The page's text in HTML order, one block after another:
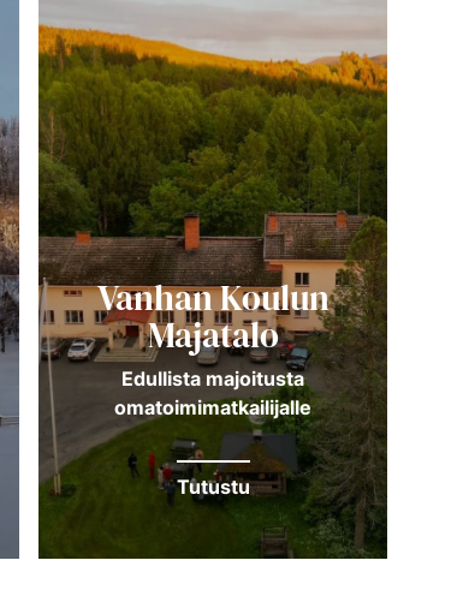
Vanhan Koulun
Majatalo
Edullista majoitusta
omatoimimatkailijalle
Tutustu